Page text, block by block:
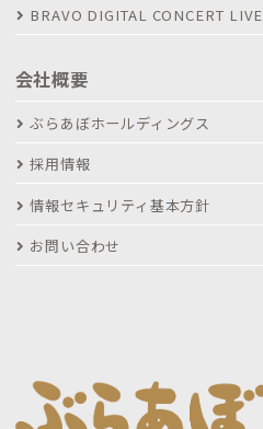
BRAVO DIGITAL CONCERT LIVE
会社概要
ぶらあぼホールディングス
採用情報
情報セキュリティ基本方針
お問い合わせ